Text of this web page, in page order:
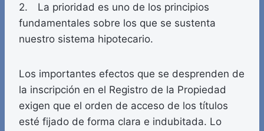
2. La prioridad es uno de los principios
fundamentales sobre los que se sustenta
nuestro sistema hipotecario.
Los importantes efectos que se desprenden de
la inscripción en el Registro de la Propiedad
exigen que el orden de acceso de los títulos
esté fijado de forma clara e indubitada. Lo